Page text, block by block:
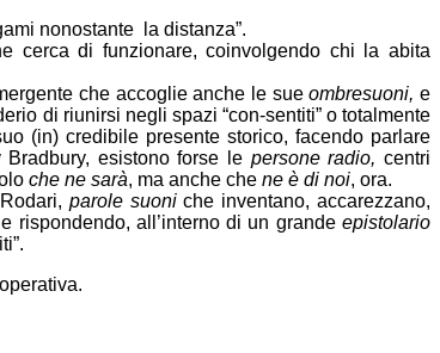
nonostante la distanza”.
cerca di funzionare, coinvolgendo chi la abita
che accoglie anche le sueombresuoni,e
di riunirsi negli spazi “con-sentiti” o totalmente
(in) credibile presente storico, facendo parlare
Bradbury, esistono forse le persone radio,centri
che ne sarà, ma anche che ne è di noi, ora.
parole suoniche inventano, accarezzano,
rispondendo, all’interno di un grande epistolario